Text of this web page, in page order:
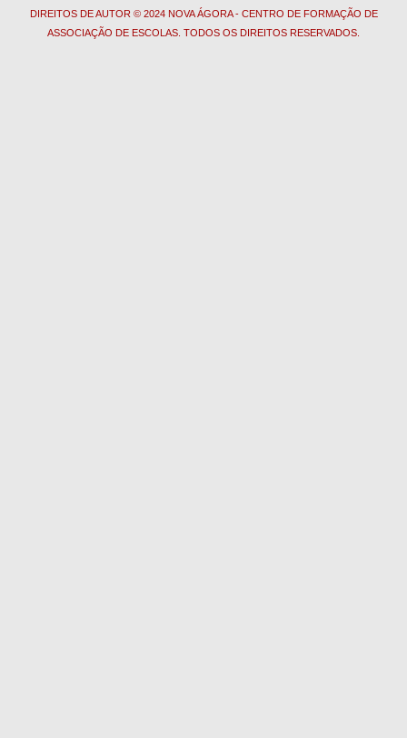
DIREITOS DE AUTOR © 2024 NOVA ÁGORA - CENTRO DE FORMAÇÃO DE
ASSOCIAÇÃO DE ESCOLAS. TODOS OS DIREITOS RESERVADOS.